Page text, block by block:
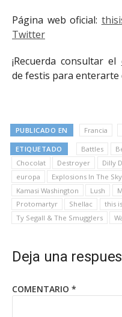
Página web oficial:
Twitter
¡Recuerda consultar el
de festis para enterarte
PUBLICADO EN Francia
ETIQUETADO Battles
Chocolat
Destroyer Dilly
europa
Explosions In The Sky
Kamasi Washington
Lush
Protomartyr
Shellac this
Ty Segall & The Smugglers
Deja una
COMENTARIO *